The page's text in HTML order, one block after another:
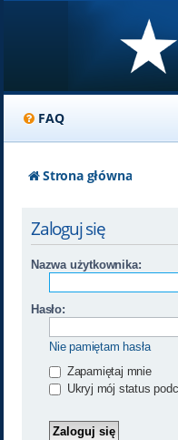
FAQ
Strona główna
Zaloguj się
Nazwa użytkownika:
Hasło:
Nie pamiętam hasła
Zapamiętaj mnie
Ukryj mój status